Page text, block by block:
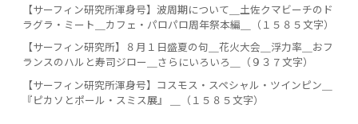
【サーフィン研究所渾身号】波周期について＿土佐クマビーチのド
ラグラ・ミート＿カフェ・パロパロ周年祭本編＿（１５８５文字）
【サーフィン研究所】８月１日盛夏の句＿花火大会＿浮力率＿おフ
ランスのハルと寿司ジロー＿さらにいろいろ＿（９３７文字）
【サーフィン研究所渾身号】コスモス・スペシャル・ツインピン＿
『ピカソとポール・スミス展』 ＿（１５８５文字）